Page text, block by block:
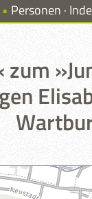
Personen ·